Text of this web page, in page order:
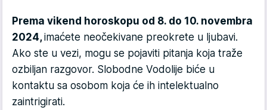
Prema vikend horoskopu od 8. do 10. novembra
2024,imaćete neočekivane preokrete u ljubavi.
Ako ste u vezi, mogu se pojaviti pitanja koja traže
ozbiljan razgovor. Slobodne Vodolije biće u
kontaktu sa osobom koja će ih intelektualno
zaintrigirati.